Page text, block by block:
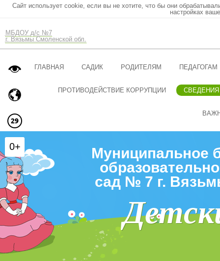
Сайт использует cookie, если вы не хотите, что бы они
настройках
МБДОУ д/с №7
г. Вязьмы Смоленской обл.
ГЛАВНАЯ САДИК РОДИТЕЛЯМ ПЕДАГОГАМ
ПРОТИВОДЕЙСТВИЕ КОРРУПЦИИ
Муниципальное
сад № 7 г.
0+